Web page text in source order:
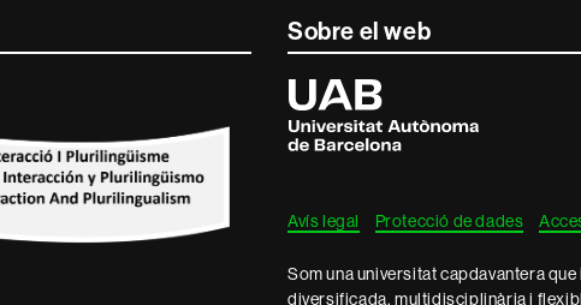
Sobre el web
Universitat
Autònoma
de
Barcelona
Avís legal Protecció de dades
Som una universitat capdavantera
diversificada, multidisciplinària i